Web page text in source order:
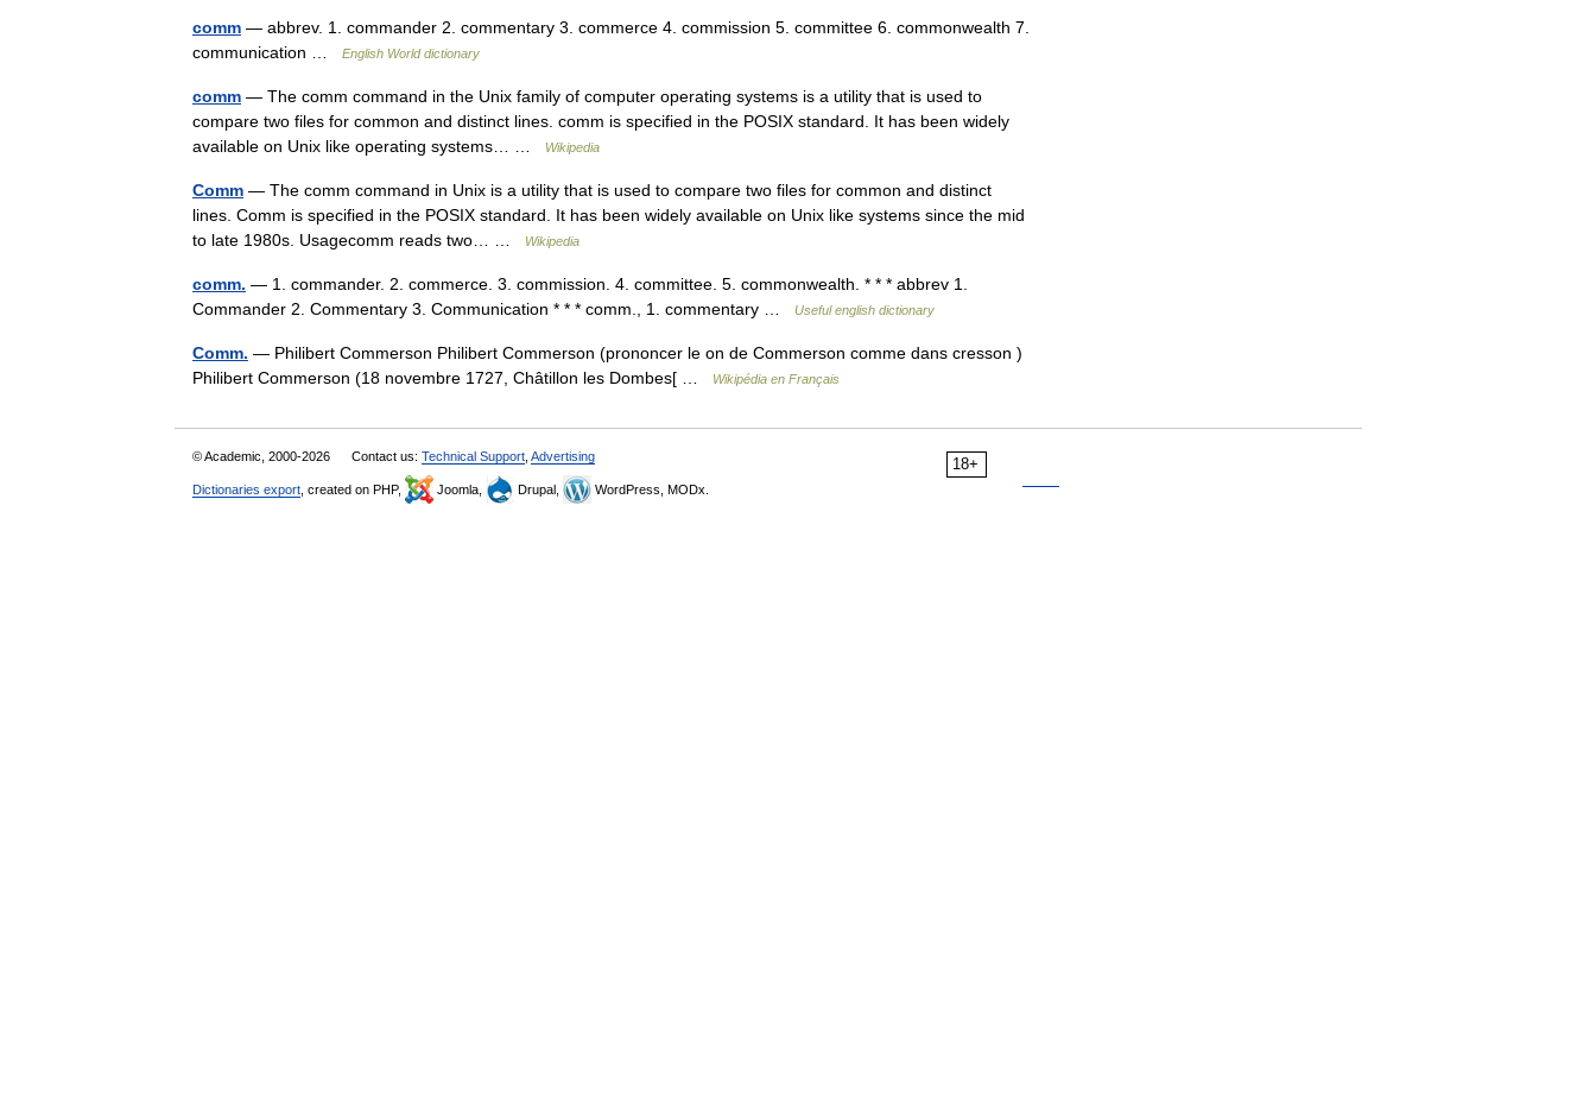
comm — abbrev. 1. commander 2. commentary 3. commerce 4. commission 5. committee 6. commonwealth 7.
communication …
English World dictionary
comm — The comm command in the Unix family of computer operating systems is a utility that is used to
compare two files for common and distinct lines. comm is specified in the POSIX standard. It has been widely
available on Unix like operating systems… …
Wikipedia
Comm — The comm command in Unix is a utility that is used to compare two files for common and distinct
lines. Comm is specified in the POSIX standard. It has been widely available on Unix like systems since the mid
to late 1980s. Usagecomm reads two… …
Wikipedia
comm. — 1. commander. 2. commerce. 3. commission. 4. committee. 5. commonwealth. * * * abbrev 1.
Commander 2. Commentary 3. Communication * * * comm., 1. commentary …
Useful english dictionary
Comm. — Philibert Commerson Philibert Commerson (prononcer le on de Commerson comme dans cresson )
Philibert Commerson (18 novembre 1727, Châtillon les Dombes[ …
Wikipédia en Français
18+
© Academic, 2000-2026 Contact us: Technical Support Advertising
Dictionaries export , created on PHP, Joomla, Drupal, WordPress, MODx.